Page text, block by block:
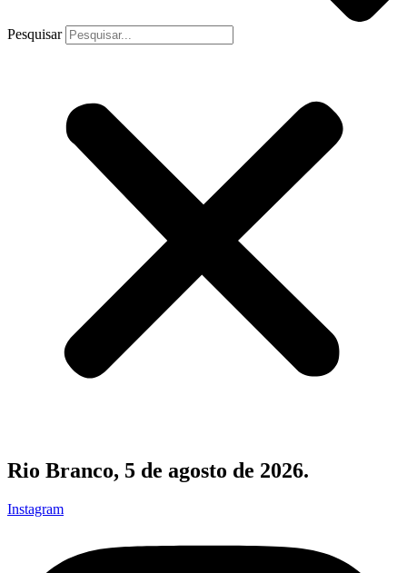
Pesquisar
Rio Branco, 5 de agosto de 2026.
Instagram